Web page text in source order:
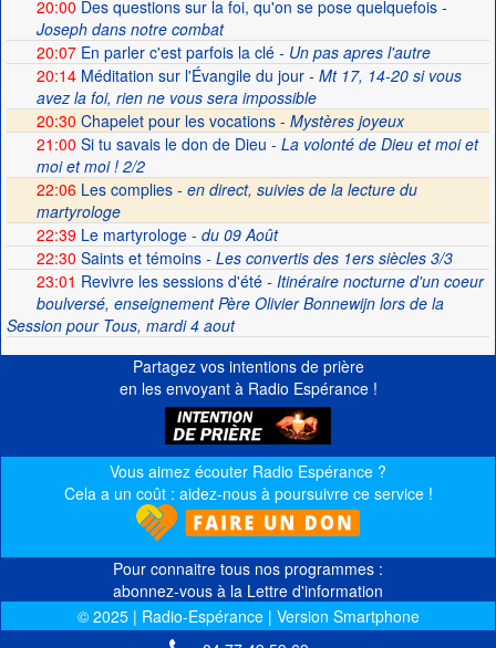
20:00 Des questions sur la foi, qu'on se pose quelquefois-
Joseph dans notre combat
20:07En parler c'est parfois la clé- Un pas apres l'autre
20:14Méditation sur l'Évangile du jour- Mt 17, 14-20 si vous
avez la foi, rien ne vous sera impossible
20:30 Chapelet pour les vocations - Mystères joyeux
21:00 Si tu savais le don de Dieu - La volonté de Dieu et moi et
moi et moi ! 2/2
22:06 Les complies - en direct, suivies de la lecture du
martyrologe
22:39Le martyrologe- du 09 Août
22:30 Saints et témoins- Les convertis des 1ers siècles 3/3
23:01 Revivre les sessions d'été- Itinéraire nocturne d'un coeur
boulversé, enseignement Père Olivier Bonnewijn lors de la
Session pour Tous, mardi 4 aout
Partagez vos intentions de prière
en les envoyant à Radio Espérance !
Vous aimez écouter Radio Espérance ?
Cela a un coût : aidez-nous à poursuivre ce service !
Pour connaitre tous nos programmes :
abonnez-vous à la Lettre d'information
© 2025 | Radio-Espérance | Version Smartphone